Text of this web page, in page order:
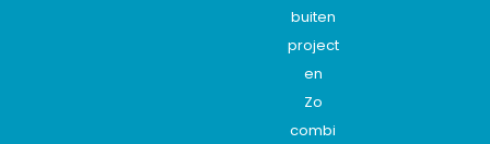
buiten
project
en
Zo
combi